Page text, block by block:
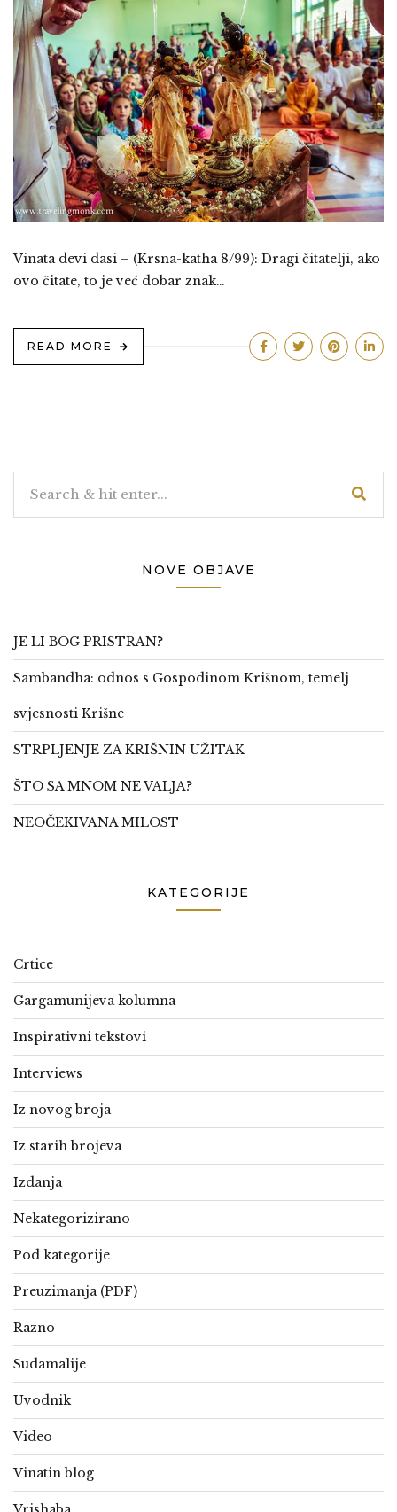
Vinata devi dasi – (Krsna-katha 8/99): Dragi čitatelji, ako
ovo čitate, to je već dobar znak…
READ MORE
NOVE OBJAVE
JE LI BOG PRISTRAN?
Sambandha: odnos s Gospodinom Krišnom, temelj
svjesnosti Krišne
STRPLJENJE ZA KRIŠNIN UŽITAK
ŠTO SA MNOM NE VALJA?
NEOČEKIVANA MILOST
KATEGORIJE
Crtice
Gargamunijeva kolumna
Inspirativni tekstovi
Interviews
Iz novog broja
Iz starih brojeva
Izdanja
Nekategorizirano
Pod kategorije
Preuzimanja (PDF)
Razno
Sudamalije
Uvodnik
Video
Vinatin blog